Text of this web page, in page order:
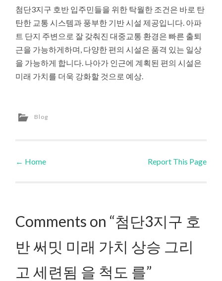
첨단3지구 호반 입주민들을 위한 탁월한 조건은 바로 탄
탄한 교통 시스템과 풍부한 기반 시설 제공입니다. 아파
트 단지 주변으로 잘 갖춰진 대중교통 환경은 빠른 출퇴
근을 가능하게하며, 다양한 편의 시설은 품격 있는 일상
을 가능하게 합니다. 나아가 인근에 계획된 편의 시설은
미래 가치를 더욱 강화할 것으로 예상.
Blog
Post navigation
← Home Report This Page
Comments on “첨단3지구 호
반 써밋 미래 가치 상승 그리
고 세련됨 을 척도 를”